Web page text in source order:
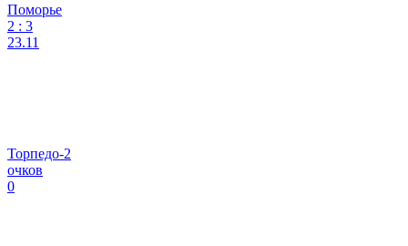
Поморье
2 : 3
23.11
Торпедо-2
очков
0